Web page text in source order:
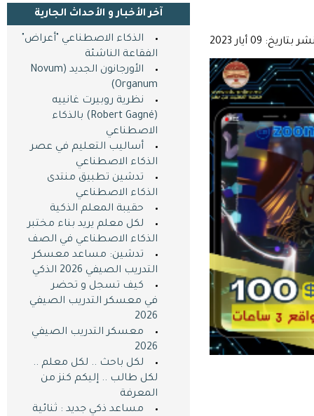
نشر بتاريخ: 09 أيار 2023
آخر اﻷخبار و اﻷحداث الجارية
الذكاء الاصطناعي "أعراض"
الفقاعة الناشئة
الأورجانون الجديد (Novum
Organum)
نظرية روبيرت غانييه
(Robert Gagné) بالذكاء
الاصطناعي
أساليب التعليم في عصر
الذكاء الاصطناعي
تدشين تطبيق منتدى
الذكاء الاصطناعي
حقيبة المعلم الذكية
لكل معلم يريد بناء مختبر
الذكاء الاصطناعي في الصف
تدشين: مساعد معسكر
التدريب الصيفي 2026 الذكي
كيف تسجل و تحضر
في معسكر التدريب الصيفي
2026
معسكر التدريب الصيفي
2026
لكل باحث .. لكل معلم ..
لكل طالب .. إليكم كنز من
المعرفة
مساعد ذكي جديد : ثنائية